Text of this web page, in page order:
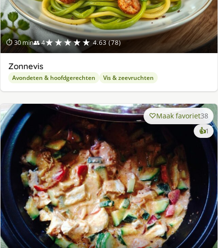
⏱ 30 min👥 4★★★★★ 4.63 (78)
Zonnevis
Avondeten & hoofdgerechten Vis & zeevruchten
Maak favoriet38
👍1